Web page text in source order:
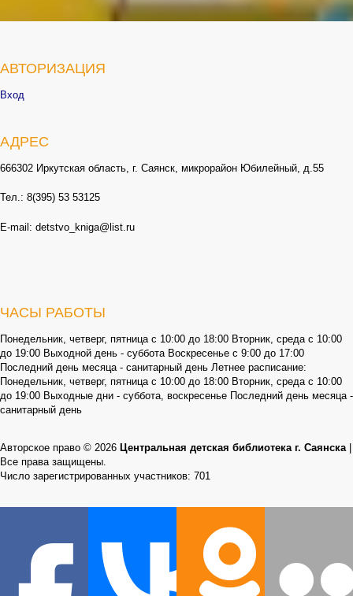
АВТОРИЗАЦИЯ
Вход
АДРЕС
666302 Иркутская область, г. Саянск, микрорайон Юбилейный, д.55
Тел.: 8(395) 53 53125
E-mail: detstvo_kniga@list.ru
ЧАСЫ РАБОТЫ
Понедельник, четверг, пятница с 10:00 до 18:00 Вторник, среда с 10:00
до 19:00 Выходной день - суббота Воскресенье с 9:00 до 17:00
Последний день месяца - санитарный день Летнее расписание:
Понедельник, четверг, пятница с 10:00 до 18:00 Вторник, среда с 10:00
до 19:00 Выходные дни - суббота, воскресенье Последний день месяца -
санитарный день
Авторское право © 2026 Центральная детская библиотека г. Саянска
Все права защищены.
Число зарегистрированных участников: 701